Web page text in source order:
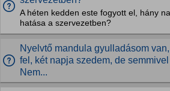
A héten kedden este fogyott el, hány
hatása a szervezetben?
Nyelvtő mandula gyulladásom
fel, két napja szedem, de
Nem...